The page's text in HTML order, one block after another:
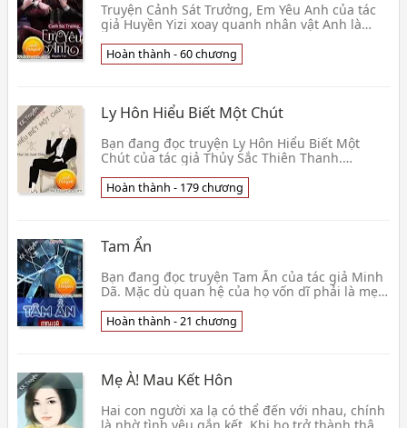
Truyện Cảnh Sát Trưởng, Em Yêu Anh của tác
giả Huyền Yizi xoay quanh nhân vật Anh là
tội phạm, 👦 Huyền Yizi
Hoàn thành - 60 chương
Ly Hôn Hiểu Biết Một Chút
Bạn đang đọc truyện Ly Hôn Hiểu Biết Một
Chút của tác giả Thủy Sắc Thiên Thanh.
quyết bao vụ ly👦 Thủy Sắc Thiên Thanh
Hoàn thành - 179 chương
Tam Ẩn
Bạn đang đọc truyện Tam Ẩn của tác giả Minh
Dã. Mặc dù quan hệ của họ vốn dĩ phải là mẹ
đơn thuần👦 Minh Dã
Hoàn thành - 21 chương
Mẹ À! Mau Kết Hôn
Hai con người xa lạ có thể đến với nhau, chính